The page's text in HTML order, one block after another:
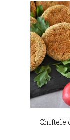
Chiftele